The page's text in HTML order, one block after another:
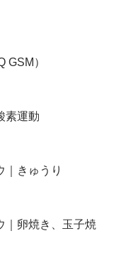
GSM）
素運動
｜きゅうり
｜卵焼き、玉子焼